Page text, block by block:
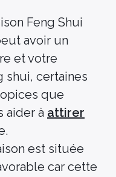
Feng Shui
avoir un
et votre
shui, certaines
que
aider à attirer
est située
car cette